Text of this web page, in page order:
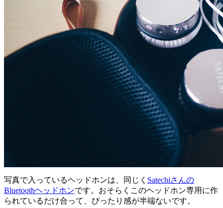
写真で入っているヘッドホンは、同じく Satechiさんの
Bluetoothヘッドホンです。おそらくこのヘッドホン専用に作
られているだけ合って、ぴったり感が半端ないです。